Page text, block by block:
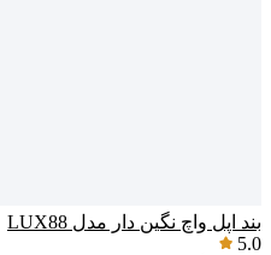
بند اپل واچ نگین دار مدل LUX88
5.0